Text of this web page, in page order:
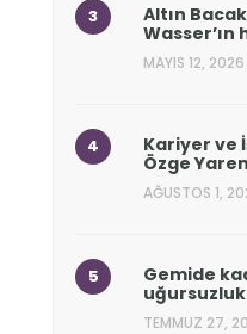
Altın
Wasser’ın
MAYIS 12, 2026
Kariyer ve
Özge
AĞUSTOS 1,
Gemide
TEMMUZ 27,